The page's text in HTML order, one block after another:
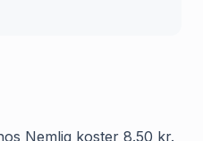
Nemlig koster 8.50 kr.